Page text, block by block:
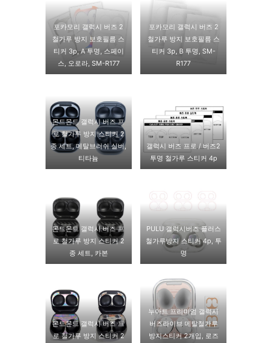
포카모리 갤럭시 버즈 2
철가루 방지 보호필름 스
티커 3p, A 투명, 스페이
스, 오로라, SM-R177
포카모리 갤럭시 버즈 2
철가루 방지 보호필름 스
티커 3p, B 투명, SM-
R177
몬드몬드 갤럭시 버즈 프
로 철가루 방지 스티커 2
종 세트, 메탈브러쉬 실버,
티타늄
갤럭시 버즈 프로 / 버즈2
투명 철가루 스티커 4p
몬드몬드 갤럭시 버즈 프
로 철가루 방지 스티커 2
종 세트, 카본
PULU 갤럭시버즈 플러스
철가루방지 스티커 4p, 투
명
몬드몬드 갤럭시 버즈 프
로 철가루 방지 스티커 2
누아트 프리미엄 갤럭시
버즈라이브 메탈철가루
방지스티커 2개입, 로즈